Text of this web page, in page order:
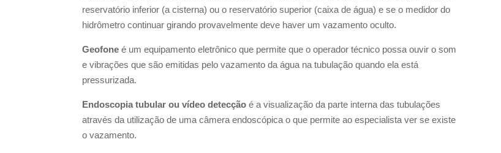
reservatório inferior (a cisterna) ou o reservatório superior (caixa de água) e se o medidor do
hidrômetro continuar girando provavelmente deve haver um vazamento oculto.
Geofone é um equipamento eletrônico que permite que o operador técnico possa ouvir o som
e vibrações que são emitidas pelo vazamento da água na tubulação quando ela está
pressurizada.
Endoscopia tubular ou vídeo detecção é a visualização da parte interna das tubulações
através da utilização de uma câmera endoscópica o que permite ao especialista ver se existe
o vazamento.